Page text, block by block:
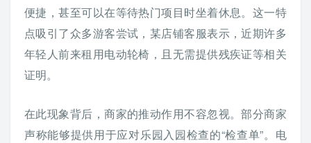
便捷，甚至可以在等待热门项目时坐着休息。这一特
点吸引了众多游客尝试，某店铺客服表示，近期许多
年轻人前来租用电动轮椅，且无需提供残疾证等相关
证明。
在此现象背后，商家的推动作用不容忽视。部分商家
声称能够提供用于应对乐园入园检查的“检查单”。电